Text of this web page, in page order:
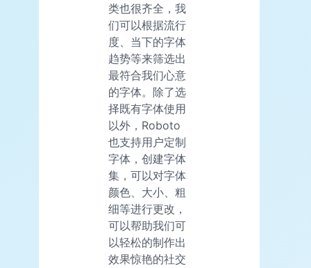
类也很齐全，我
们可以根据流行
度、当下的字体
趋势等来筛选出
最符合我们心意
的字体。除了选
择既有字体使用
以外，Roboto
也支持用户定制
字体，创建字体
集，可以对字体
颜色、大小、粗
细等进行更改，
可以帮助我们可
以轻松的制作出
效果惊艳的社交